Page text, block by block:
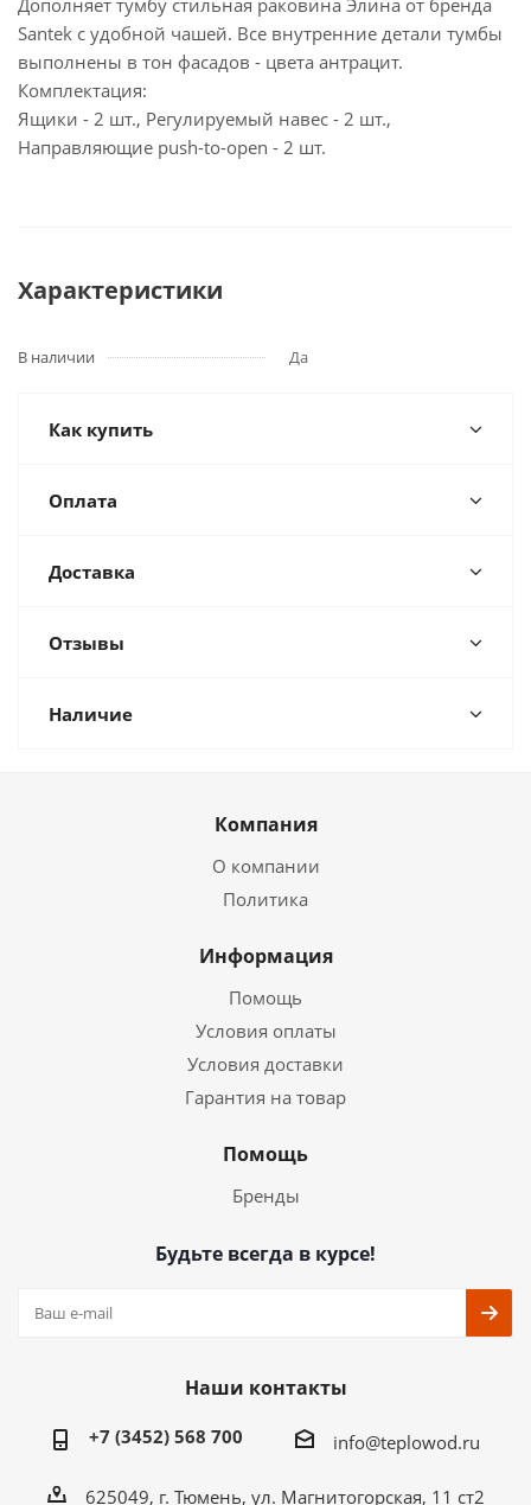
Дополняет тумбу стильная раковина Элина от бренда
Santek с удобной чашей. Все внутренние детали тумбы
выполнены в тон фасадов - цвета антрацит.
Комплектация:
Ящики - 2 шт., Регулируемый навес - 2 шт.,
Направляющие push-to-open - 2 шт.
Характеристики
В наличии Да
Как купить
Оплата
Доставка
Отзывы
Наличие
Компания
О компании
Политика
Информация
Помощь
Условия оплаты
Условия доставки
Гарантия на товар
Помощь
Бренды
Будьте всегда в курсе!
Наши контакты
+7 (3452) 568 700 info@teplowod.ru
​625049, г. Тюмень, ул. Магнитогорская, 11 ст2